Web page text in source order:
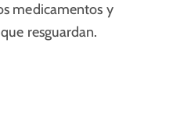
medicamentos y
resguardan.